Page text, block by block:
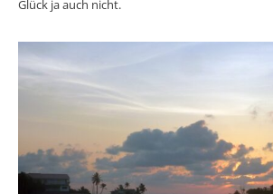
Glück ja auch nicht.